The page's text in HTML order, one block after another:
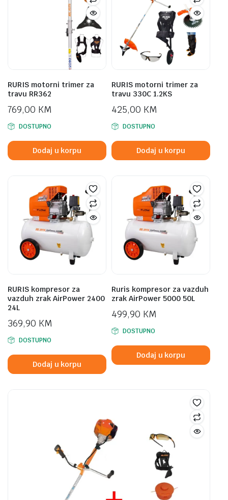
RURIS motorni trimer za
travu RR362
769,00 KM
DOSTUPNO
Dodaj u korpu
RURIS motorni trimer za
travu 330C 1.2KS
425,00 KM
DOSTUPNO
Dodaj u korpu
RURIS kompresor za
vazduh zrak AirPower 2400
24L
369,90 KM
DOSTUPNO
Dodaj u korpu
Ruris kompresor za vazduh
zrak AirPower 5000 50L
499,90 KM
DOSTUPNO
Dodaj u korpu